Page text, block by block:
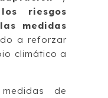
riesgos
medidas
a reforzar
climático a
de